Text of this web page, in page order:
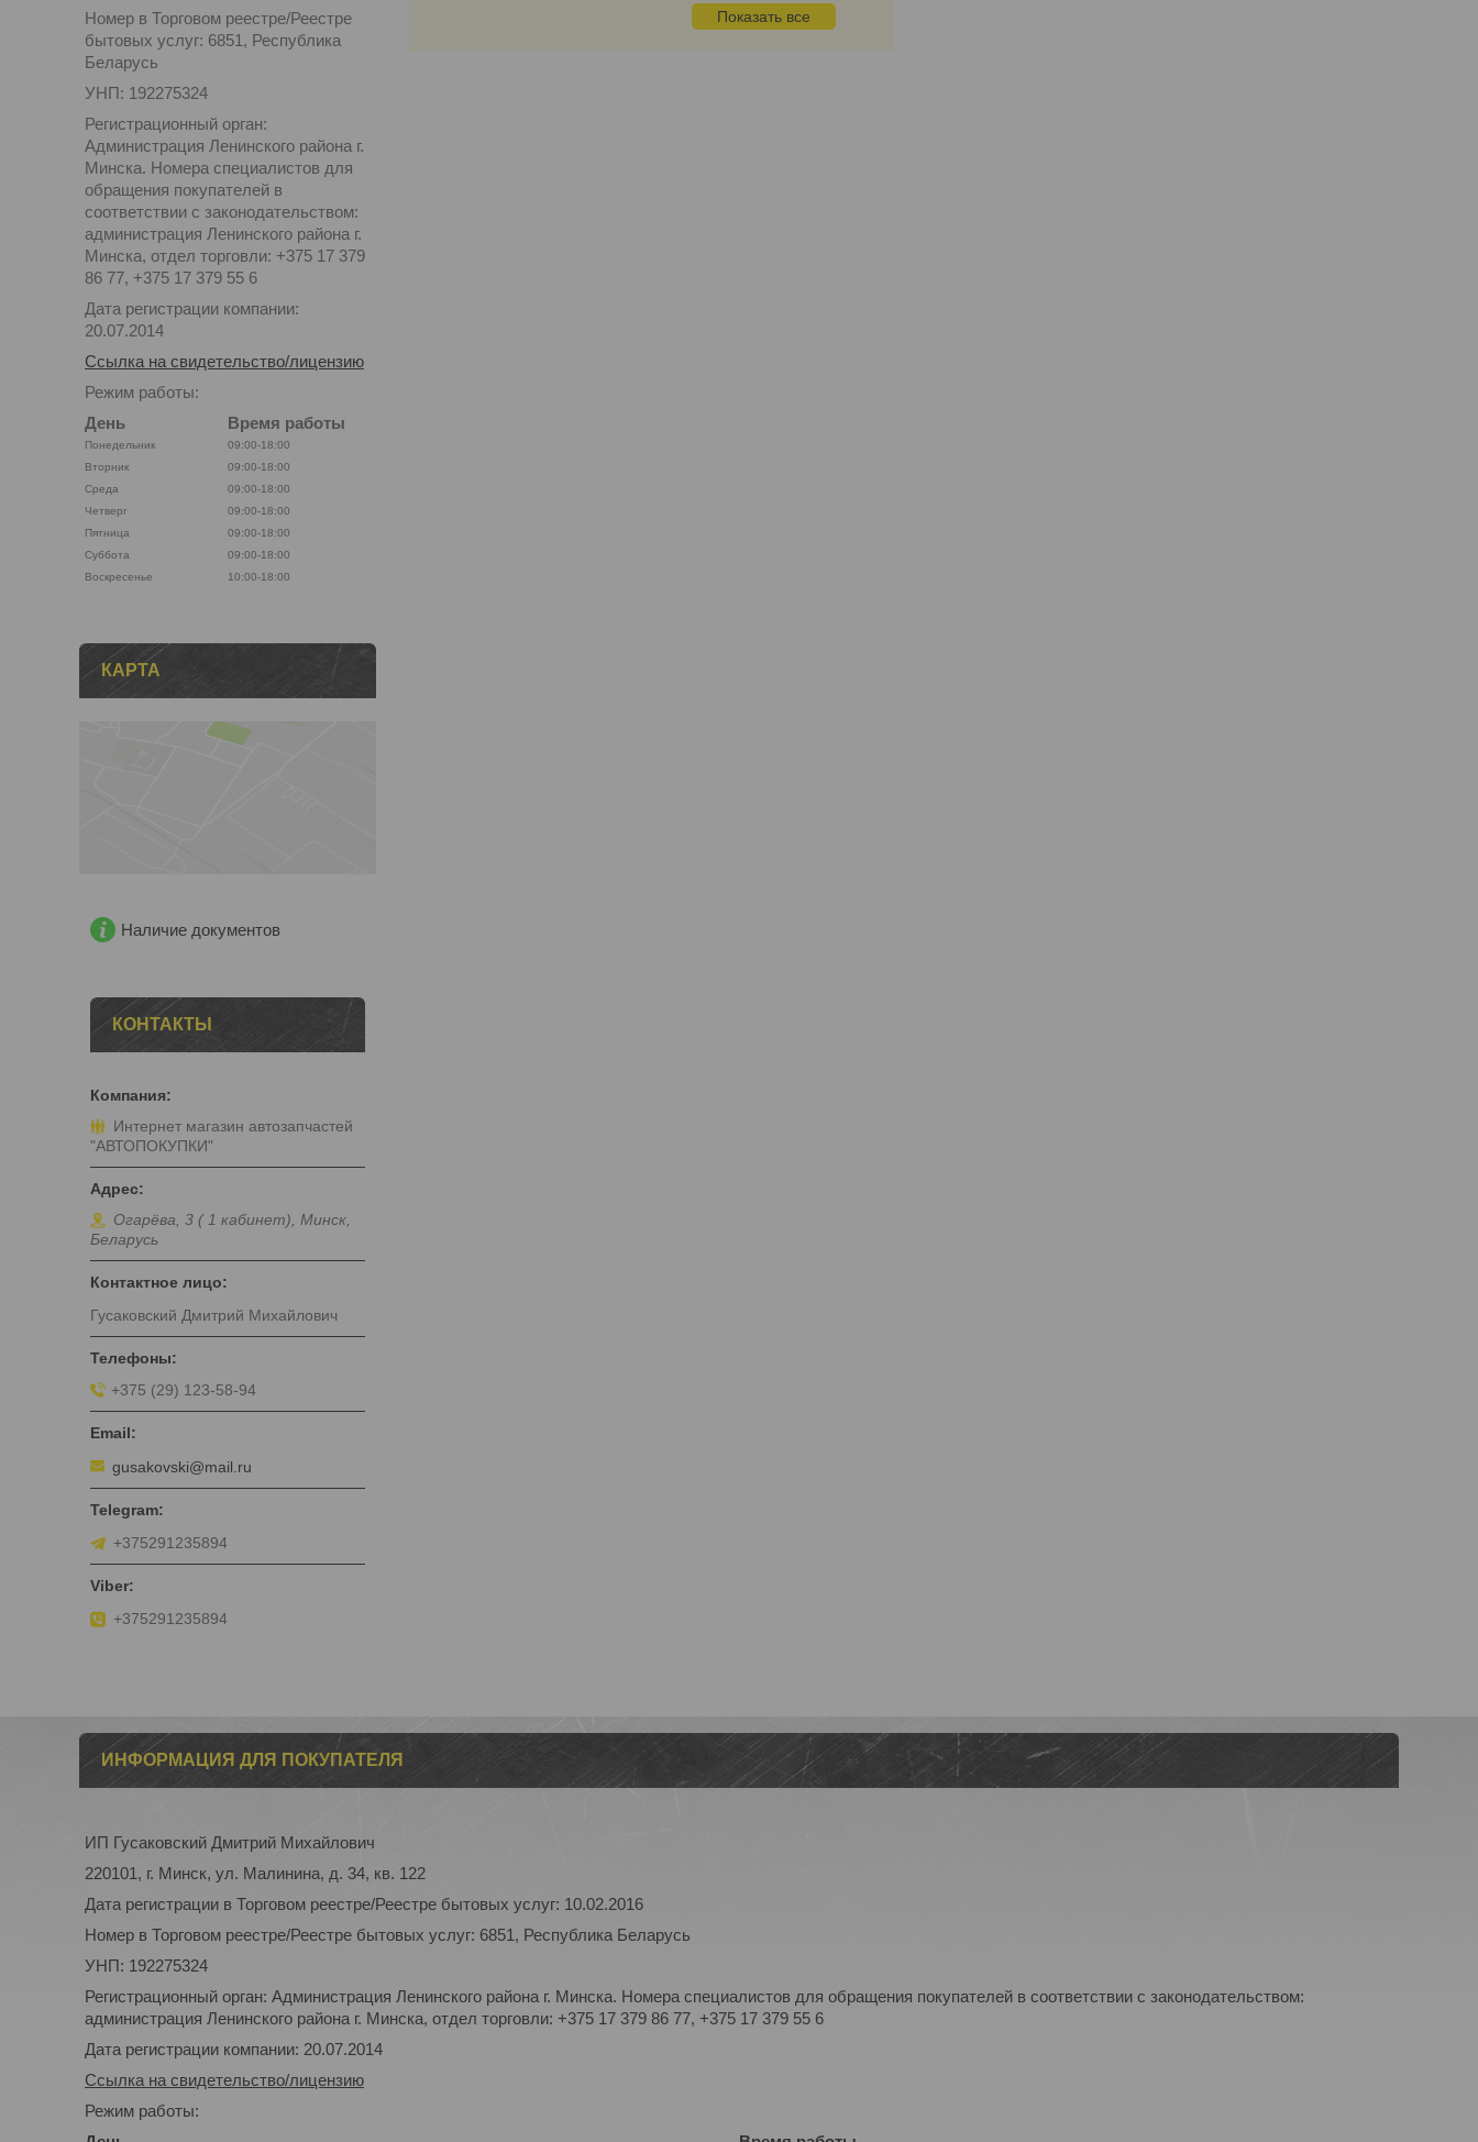
Показать все
Номер в Торговом реестре/Реестре
бытовых услуг: 6851, Республика
Беларусь
УНП: 192275324
Регистрационный орган:
Администрация Ленинского района г.
Минска. Номера специалистов для
обращения покупателей в
соответствии с законодательством:
администрация Ленинского района г.
Минска, отдел торговли: +375 17 379
86 77, +375 17 379 55 6
Дата регистрации компании:
20.07.2014
Ссылка на свидетельство/лицензию
Режим работы:
День
Время работы
Понедельник
09:00-18:00
Вторник
09:00-18:00
Среда
09:00-18:00
Четверг
09:00-18:00
Пятница
09:00-18:00
Суббота
09:00-18:00
Воскресенье
10:00-18:00
КАРТА
Наличие документов
КОНТАКТЫ
Интернет магазин автозапчастей
"АВТОПОКУПКИ"
Огарёва, 3 ( 1 кабинет), Минск,
Беларусь
Гусаковский Дмитрий Михайлович
+375 (29) 123-58-94
gusakovski@mail.ru
+375291235894
+375291235894
ИНФОРМАЦИЯ ДЛЯ ПОКУПАТЕЛЯ
ИП Гусаковский Дмитрий Михайлович
220101, г. Минск, ул. Малинина, д. 34, кв. 122
Дата регистрации в Торговом реестре/Реестре бытовых услуг: 10.02.2016
Номер в Торговом реестре/Реестре бытовых услуг: 6851, Республика Беларусь
УНП: 192275324
Регистрационный орган: Администрация Ленинского района г. Минска. Номера специалистов для обращения покупателей в соответствии с законодательством:
администрация Ленинского района г. Минска, отдел торговли: +375 17 379 86 77, +375 17 379 55 6
Дата регистрации компании: 20.07.2014
Ссылка на свидетельство/лицензию
Режим работы: